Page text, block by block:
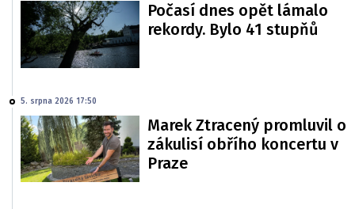
Počasí dnes opět lámalo
rekordy. Bylo 41 stupňů
5. srpna 2026 17:50
Marek Ztracený promluvil o
zákulisí obřího koncertu v
Praze